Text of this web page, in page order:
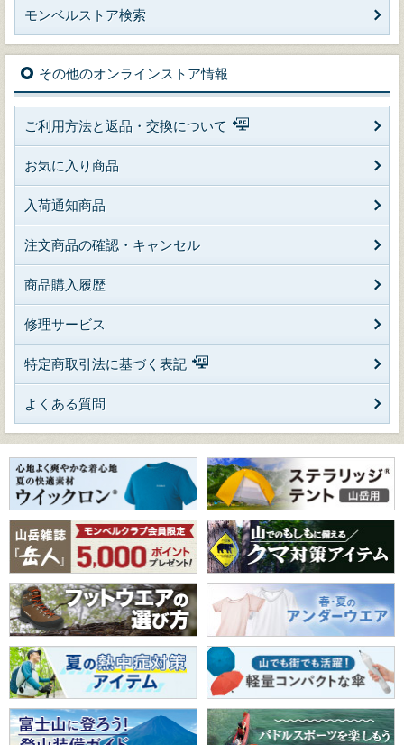
モンベルストア検索
その他のオンラインストア情報
ご利用方法と返品・交換について
お気に入り商品
入荷通知商品
注文商品の確認・キャンセル
商品購入履歴
修理サービス
特定商取引法に基づく表記
よくある質問